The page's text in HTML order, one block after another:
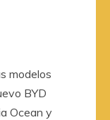
modelos
BYD
Ocean y